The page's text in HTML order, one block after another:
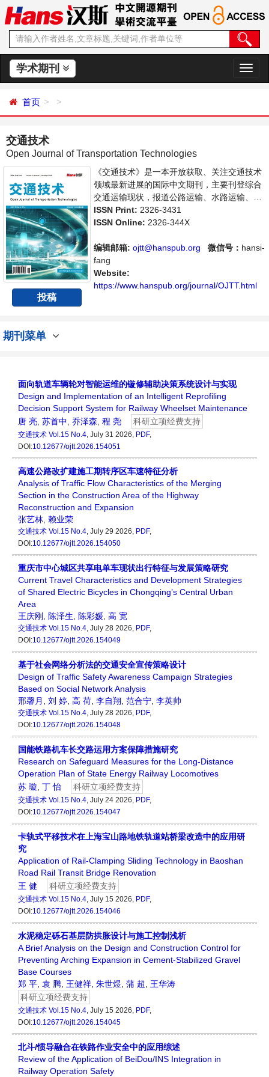
学术期刊
切
换
首页
交通技术
Open Journal of Transportation Technologies
投稿
《交通技术》是一本开放获取、关注交通技术
领域最新进展的国际中文期刊，主要刊登综合
交通运输现状，报道公路运输、水路运输、运
输工程、交通规划与管理实践方面的学术进展
和发展动态。本刊支持思想创新、学术创新，
体，旨在给世界范围内的科学家、学者、科研
人员提供一个传播、分享和讨论交通技术领域
内不同方向问题与发展的交流平台。
ISSN Print: 2326-3431
ISSN Online: 2326-344X
编辑邮箱: ojtt@hanspub.org 微信号： hansi-
fang
Website:
https://www.hanspub.org/journal/OJTT.html
期刊菜单
面向轨道车辆轮对智能运维的镟修辅助决策系统设计与实现
Design and Implementation of an Intelligent Reprofiling
Decision Support System for Railway Wheelset Maintenance
唐 亮, 苏首中, 乔泽森, 程 尧 科研立项经费支持
交通技术 Vol.15 No.4, July 31 2026, PDF,
DOI:10.12677/ojtt.2026.154051
高速公路改扩建施工期转序区车速特征分析
Analysis of Traffic Flow Characteristics of the Merging
Section in the Construction Area of the Highway
Reconstruction and Expansion
张艺林, 赖业荣
交通技术 Vol.15 No.4, July 29 2026, PDF,
DOI:10.12677/ojtt.2026.154050
重庆市中心城区共享电单车现状出行特征与发展策略研究
Current Travel Characteristics and Development Strategies
of Shared Electric Bicycles in Chongqing’s Central Urban
Area
王庆刚 , 陈泽生, 陈彩媛, 高 宽
交通技术 Vol.15 No.4, July 28 2026, PDF,
DOI:10.12677/ojtt.2026.154049
基于社会网络分析法的交通安全宣传策略设计
Design of Traffic Safety Awareness Campaign Strategies
Based on Social Network Analysis
邢馨月 , 刘 婷, 高 荷, 李自翔, 范合宁, 李英帅
交通技术 Vol.15 No.4, July 28 2026, PDF,
DOI:10.12677/ojtt.2026.154048
国能铁路机车长交路运用方案保障措施研究
Research on Safeguard Measures for the Long-Distance
Operation Plan of State Energy Railway Locomotives
苏 璇, 丁 怡 科研立项经费支持
交通技术 Vol.15 No.4, July 24 2026, PDF,
DOI:10.12677/ojtt.2026.154047
卡轨式平移技术在上海宝山路地铁轨道站桥梁改造中的应用研
究
Application of Rail-Clamping Sliding Technology in Baoshan
Road Rail Transit Bridge Renovation
王 健
科研立项经费支持
交通技术 Vol.15 No.4, July 15 2026, PDF,
DOI:10.12677/ojtt.2026.154046
水泥稳定砾石基层防拱胀设计与施工控制浅析
A Brief Analysis on the Design and Construction Control for
Preventing Arching Expansion in Cement-Stabilized Gravel
Base Courses
郑 平, 袁 腾, 王健祥, 朱世煜, 蒲 超, 王华涛
科研立项经费支持
交通技术 Vol.15 No.4, July 15 2026, PDF,
DOI:10.12677/ojtt.2026.154045
北斗/惯导融合在铁路作业安全中的应用综述
Review of the Application of BeiDou/INS Integration in
Railway Operation Safety